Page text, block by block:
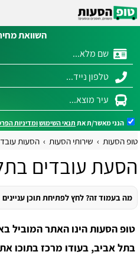
השוואת
הנני מאשר/ת את תנאי השימושומדיניות
טופ הסעות שירותי הסעות הסעות
הסעת עובדים
מה בעמוד זה? לחץ לפתיחת תוכן עניינים
טופ הסעות הינו האתר המוביל
בתל אביב, בעודו מרכז בתוכו